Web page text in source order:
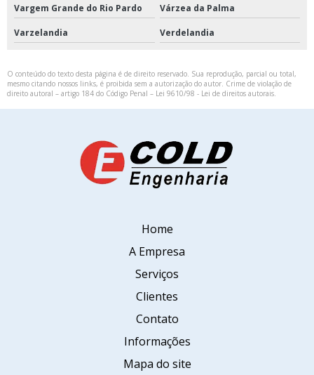
Vargem Grande do Rio Pardo Várzea da Palma
Varzelandia Verdelandia
O conteúdo do texto desta página é de direito reservado. Sua reprodução, parcial ou total,
mesmo citando nossos links, é proibida sem a autorização do autor. Crime de violação de
direito autoral – artigo 184 do Código Penal – Lei 9610/98 - Lei de direitos autorais.
Home
A Empresa
Serviços
Clientes
Contato
Informações
Mapa do site